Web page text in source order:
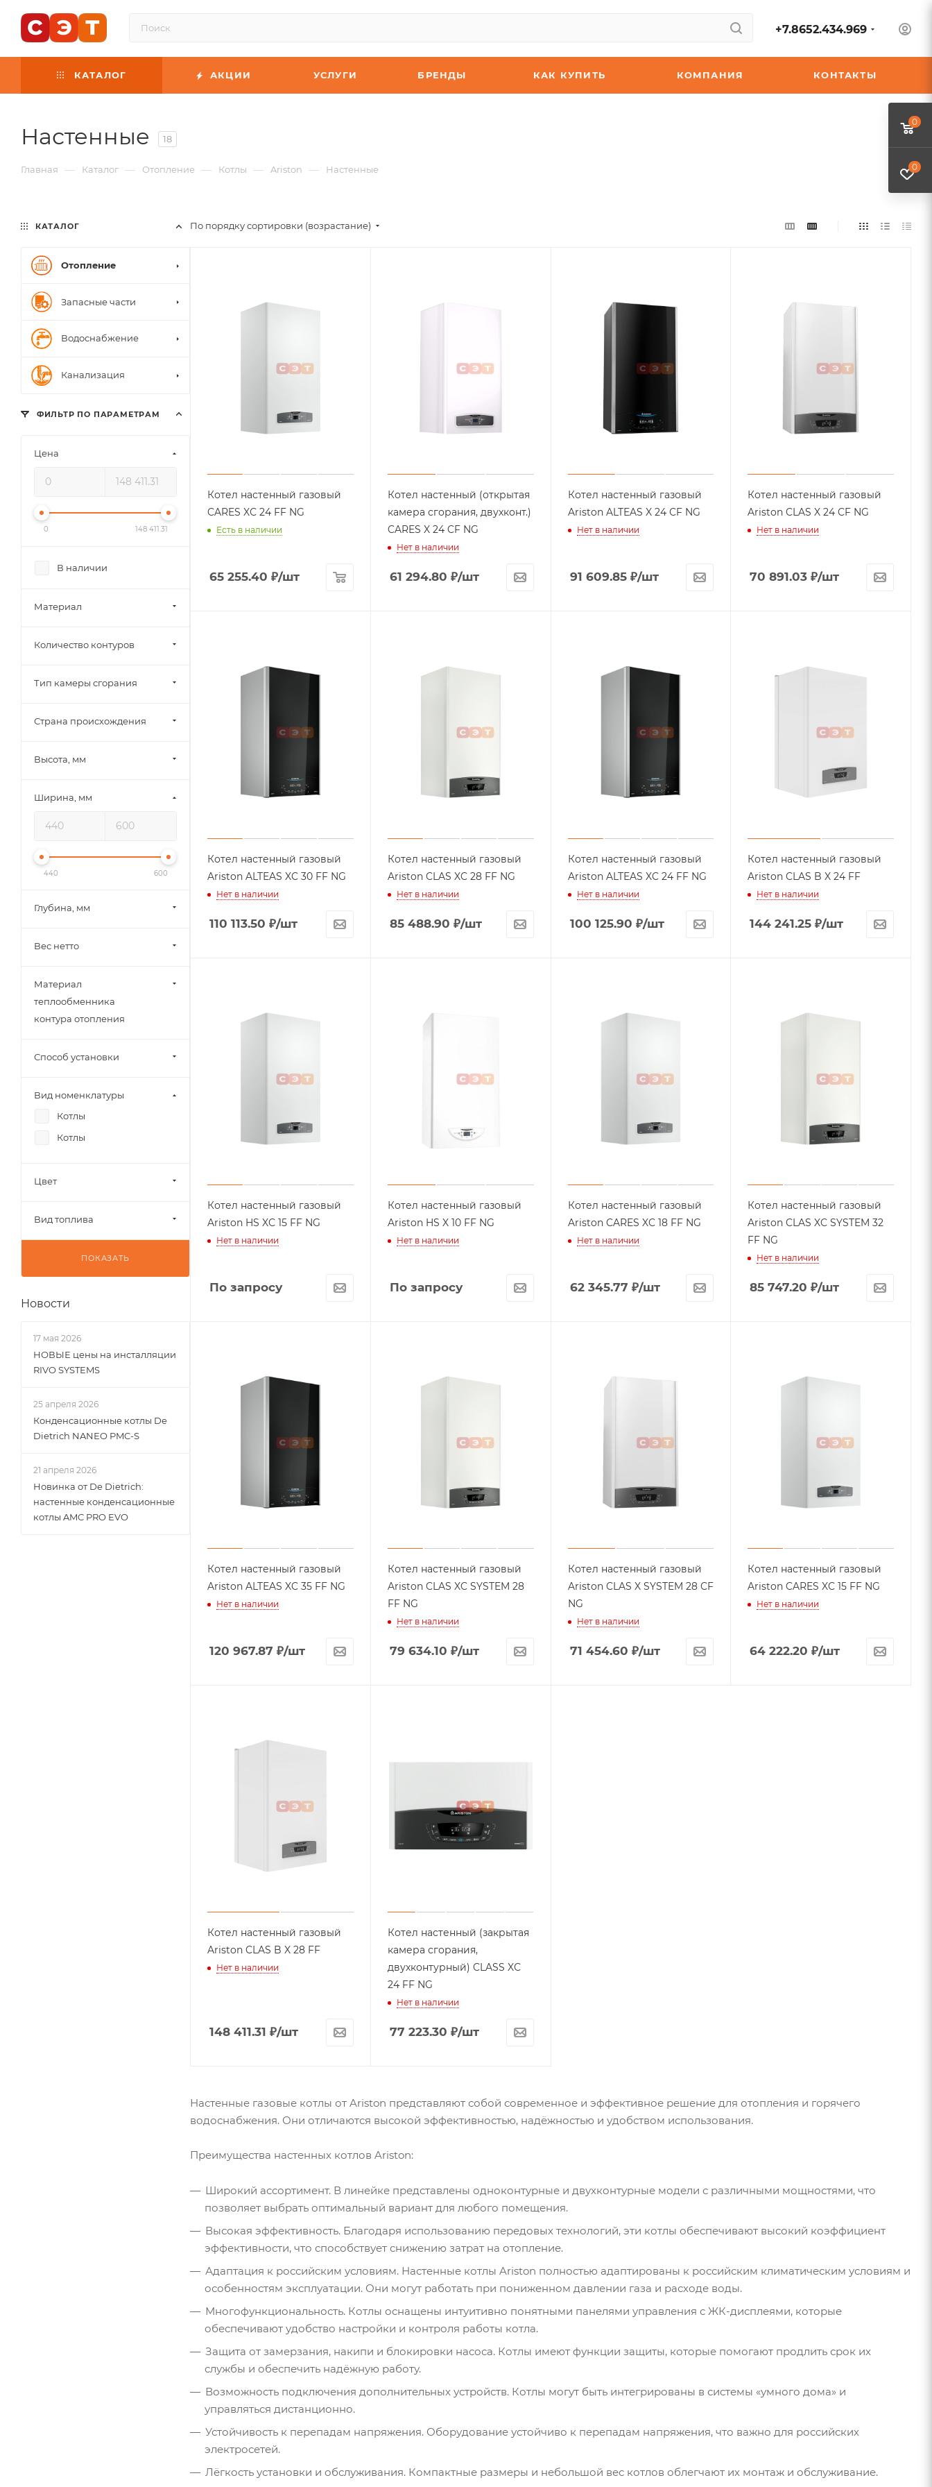
+7.8652.434.969
КАТАЛОГ АКЦИИ УСЛУГИ БРЕНДЫ КАК КУПИТЬ КОМПАНИЯ КОНТАКТЫ
Настенные 18
Главная — Каталог — Отопление — Котлы — Ariston — Настенные
По порядку сортировки (возрастание)
Котел настенный газовый
CARES XС 24 FF NG
Есть в наличии
65 255.40 ₽/шт
Котел настенный (открытая
камера сгорания, двухконт.)
CARES X 24 CF NG
Нет в наличии
61 294.80 ₽/шт
Котел настенный газовый
Ariston ALTEAS X 24 СF NG
Нет в наличии
91 609.85₽/шт
Котел настенный газовый
Ariston CLAS X 24 CF NG
Нет в наличии
70 891.03 ₽/шт
Котел настенный газовый
Ariston ALTEAS XC 30 FF NG
Нет в наличии
110 113.50 ₽/шт
Котел настенный газовый
Ariston CLAS XC 28 FF NG
Нет в наличии
85 488.90 ₽/шт
Котел настенный газовый
Ariston ALTEAS XC 24 FF NG
Нет в наличии
100 125.90 ₽/шт
Котел настенный газовый
Ariston CLAS B X 24 FF
Нет в наличии
144 241.25 ₽/шт
Котел настенный газовый
Ariston HS XC 15 FF NG
Нет в наличии
По запросу
Котел настенный газовый
Ariston HS X 10 FF NG
Нет в наличии
По запросу
Котел настенный газовый
Ariston CARES XC 18 FF NG
Нет в наличии
62 345.77 ₽/шт
Котел настенный газовый
Ariston CLAS XC SYSTEM 32
FF NG
Нет в наличии
85 747.20 ₽/шт
Котел настенный газовый
Ariston ALTEAS XC 35 FF NG
Нет в наличии
120 967.87 ₽/шт
Котел настенный газовый
Ariston CLAS XC SYSTEM 28
FF NG
Нет в наличии
79 634.10 ₽/шт
Котел настенный газовый
Ariston CLAS X SYSTEM 28 CF
NG
Нет в наличии
71 454.60 ₽/шт
Котел настенный газовый
Ariston CARES XC 15 FF NG
Нет в наличии
64 222.20 ₽/шт
Котел настенный газовый
Ariston CLAS B X 28 FF
Нет в наличии
148 411.31 ₽/шт
Котел настенный (закрытая
камера сгорания,
двухконтурный) CLASS XС
24 FF NG
Нет в наличии
77 223.30 ₽/шт
Настенные газовые котлы от Ariston представляют собой современное и эффективное решение для отопления и горячего
водоснабжения. Они отличаются высокой эффективностью, надёжностью и удобством использования.
Преимущества настенных котлов Ariston:
Широкий ассортимент. В линейке представлены одноконтурные и двухконтурные модели с различными мощностями, что
позволяет выбрать оптимальный вариант для любого помещения.
Высокая эффективность. Благодаря использованию передовых технологий, эти котлы обеспечивают высокий коэффициент
эффективности, что способствует снижению затрат на отопление.
Адаптация к российским условиям. Настенные котлы Ariston полностью адаптированы к российским климатическим условиям и
особенностям эксплуатации. Они могут работать при пониженном давлении газа и расходе воды.
Многофункциональность. Котлы оснащены интуитивно понятными панелями управления с ЖК-дисплеями, которые
обеспечивают удобство настройки и контроля работы котла.
Защита от замерзания, накипи и блокировки насоса. Котлы имеют функции защиты, которые помогают продлить срок их
службы и обеспечить надёжную работу.
Возможность подключения дополнительных устройств. Котлы могут быть интегрированы в системы «умного дома» и
управляться дистанционно.
Устойчивость к перепадам напряжения. Оборудование устойчиво к перепадам напряжения, что важно для российских
электросетей.
Лёгкость установки и обслуживания. Компактные размеры и небольшой вес котлов облегчают их монтаж и обслуживание.
КАТАЛОГ
Отопление
Запасные части
Водоснабжение
Канализация
ФИЛЬТР ПО ПАРАМЕТРАМ
Цена
0 148 411.31
В наличии
Материал
Количество контуров
Тип камеры сгорания
Страна происхождения
Высота, мм
Ширина, мм
440 600
Глубина, мм
Вес нетто
Материал
теплообменника
контура отопления
Способ установки
Вид номенклатуры
Котлы
Котлы
Цвет
Вид топлива
ПОКАЗАТЬ
Новости
17 мая 2026
НОВЫЕ цены на инсталляции
RIVO SYSTEMS
25 апреля 2026
Конденсационные котлы De
Dietrich NANEO PMC-S
21 апреля 2026
Новинка от De Dietrich:
настенные конденсационные
котлы AMC PRO EVO
0
0